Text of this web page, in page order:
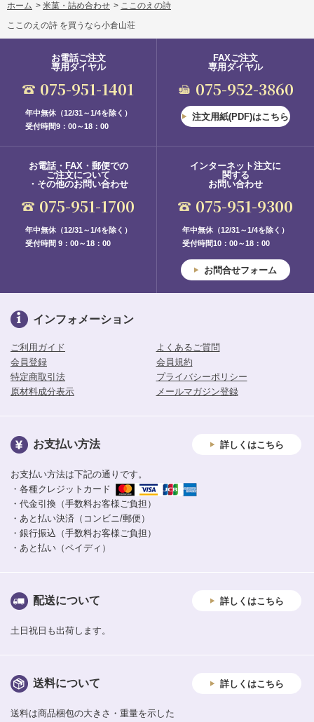
ホーム > 米菓・詰め合わせ > ここのえの詩
ここのえの詩 を買うなら小倉山荘
お電話ご注文
専用ダイヤル
075-951-1401
年中無休（12/31～1/4を除く）
受付時間9：00～18：00
FAXご注文
専用ダイヤル
075-952-3860
注文用紙(PDF)はこちら
お電話・FAX・郵便での
ご注文について
・その他のお問い合わせ
075-951-1700
年中無休（12/31～1/4を除く）
受付時間 9：00～18：00
インターネット注文に
関する
お問い合わせ
075-951-9300
年中無休（12/31～1/4を除く）
受付時間10：00～18：00
お問合せフォーム
インフォメーション
ご利用ガイド
よくあるご質問
会員登録
会員規約
特定商取引法
プライバシーポリシー
原材料成分表示
メールマガジン登録
お支払い方法 詳しくはこちら
お支払い方法は下記の通りです。
・各種クレジットカード
・代金引換（手数料お客様ご負担）
・あと払い決済（コンビニ/郵便）
・銀行振込（手数料お客様ご負担）
・あと払い（ペイディ）
配送について 詳しくはこちら
土日祝日も出荷します。
送料について 詳しくはこちら
送料は商品梱包の大きさ・重量を示した